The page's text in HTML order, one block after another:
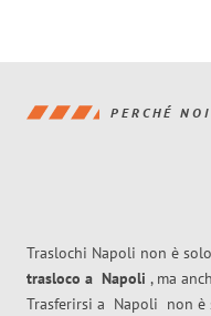
PERCHÉ
Traslochi Napoli non è
trasloco a Napoli , ma
Trasferirsi a Napoli non è